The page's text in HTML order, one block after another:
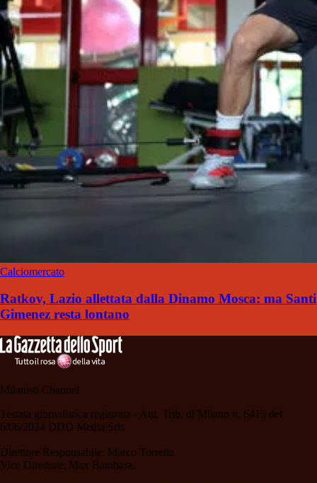
Calciomercato
Ratkov, Lazio allettata dalla Dinamo Mosca: ma Santi
Gimenez resta lontano
Milanisti Channel
Testata giornalistica registrata - Aut. Trib. di Milano n. 6415 del
6/06/2024 DDD Media Srls
Direttore Responsabile: Marco Torretta
Vice Direttore: Max Bambara.